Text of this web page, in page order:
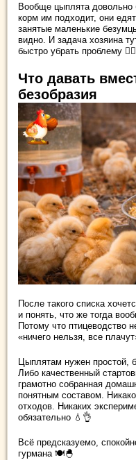
Вообще цыплята довольно
корм им подходит, они
занятые маленькие
видно. И задача хозяина
быстро убрать проблему 🏃‍♀️
Что давать
безобразия
После такого списка
и понять, что же тогда
Потому что птицеводство
«ничего нельзя, все
Цыплятам нужен простой,
Либо качественный
грамотно собранная
понятным составом.
отходов. Никаких
обязательно 💧👌
Всё предсказуемо,
гурмана 🍽️🐣